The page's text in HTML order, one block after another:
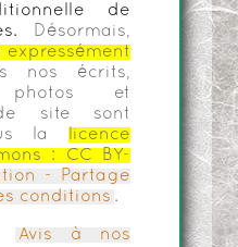
de
Désormais,
expressément
nos écrits,
photos et
site sont
la
licence
:
CC BY-
- Partage
conditions .
Avis à nos